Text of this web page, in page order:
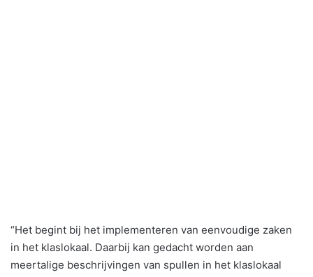
“Het begint bij het implementeren van eenvoudige zaken
in het klaslokaal. Daarbij kan gedacht worden aan
meertalige beschrijvingen van spullen in het klaslokaal